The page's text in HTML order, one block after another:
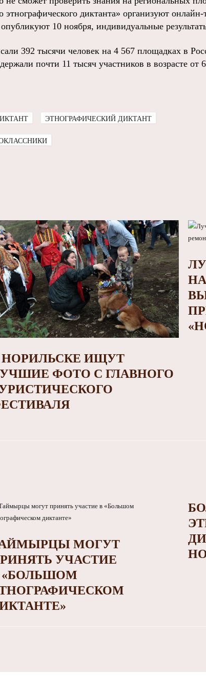
диктанта» организуют онлайн-
10 ноября, индивидуальные
392 тысячи человек на 4 567 площадках в
почти 11 тысяч участников в возрасте от
ЭТНОГРАФИЧЕСКИЙ ДИКТАНТ
НОРИЛЬСКЕ ИЩУТ
ФОТО С ГЛАВНОГО
МОГУТ
УЧАСТИЕ
«БОЛЬШОМ